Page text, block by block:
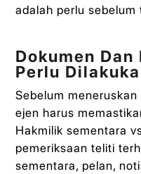
adalah perlu
Dokumen Dan
Perlu
Sebelum
ejen harus
Hakmilik sementara
pemeriksaan teliti
sementara, pelan,